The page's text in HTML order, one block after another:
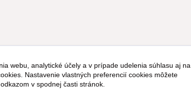
webu, analytické účely a v prípade udelenia súhlasu aj na
Nastavenie vlastných preferencií cookies môžete
v spodnej časti stránok.